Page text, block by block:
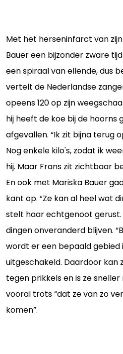
Met het herseninfarct van
Bauer een bijzonder zware
een spiraal van ellende, dus
vertelt de Nederlandse
opeens 120 op zijn
hij heeft de koe bij de hoorns
afgevallen. “Ik zit bijna terug
Nog enkele kilo's, zodat ik
hij. Maar Frans zit zichtbaar
En ook met Mariska Bauer
kant op. “Ze kan al heel wat
stelt haar echtgenoot gerust.
dingen onveranderd blijven.
wordt er een bepaald gebied
uitgeschakeld. Daardoor kan
tegen prikkels en is ze sneller
vooral trots “dat ze van zo
komen”.